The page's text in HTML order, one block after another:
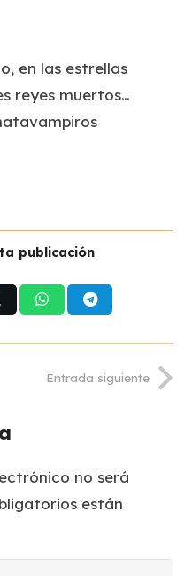
en las estrellas
reyes muertos…
publicación
Entrada siguiente
no será
están